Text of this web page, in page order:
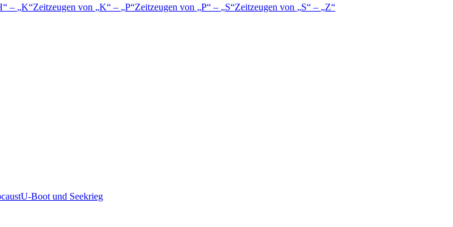
– K Zeitzeugen von K – P Zeitzeugen von P – S Zeitzeugen von S –
Z
U-Boot und Seekrieg